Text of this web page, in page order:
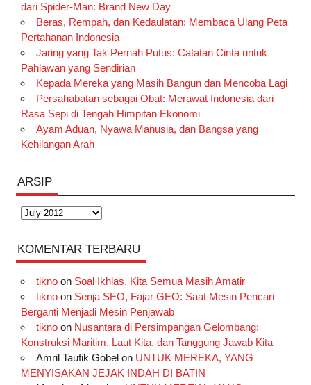
dari Spider-Man: Brand New Day
Beras, Rempah, dan Kedaulatan: Membaca Ulang Peta
Pertahanan Indonesia
Jaring yang Tak Pernah Putus: Catatan Cinta untuk
Pahlawan yang Sendirian
Kepada Mereka yang Masih Bangun dan Mencoba Lagi
Persahabatan sebagai Obat: Merawat Indonesia dari
Rasa Sepi di Tengah Himpitan Ekonomi
Ayam Aduan, Nyawa Manusia, dan Bangsa yang
Kehilangan Arah
ARSIP
Arsip
KOMENTAR TERBARU
tiknoon Soal Ikhlas, Kita Semua Masih Amatir
tiknoon Senja SEO, Fajar GEO: Saat Mesin Pencari
Berganti Menjadi Mesin Penjawab
tiknoon Nusantara di Persimpangan Gelombang:
Konstruksi Maritim, Laut Kita, dan Tanggung Jawab Kita
Amril Taufik Gobelon UNTUK MEREKA, YANG
MENYISAKAN JEJAK INDAH DI BATIN